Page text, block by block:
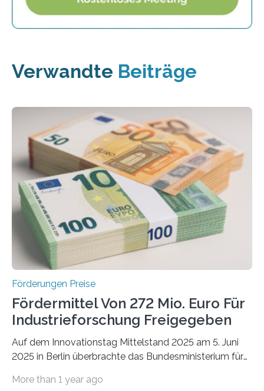
Verwandte Beiträge
Förderungen Preise
Fördermittel Von 272 Mio. Euro Für
Industrieforschung Freigegeben
Auf dem Innovationstag Mittelstand 2025 am 5. Juni
2025 in Berlin überbrachte das Bundesministerium für
Überplanmäßige Verpflichtungsermächtigungen in
More than 1 year ago